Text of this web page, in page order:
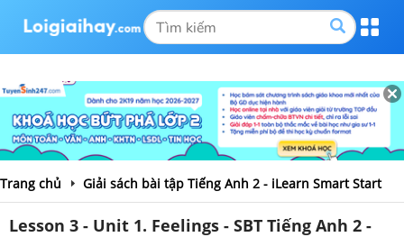
Trang chủ Giải sách bài tập Tiếng Anh 2 - iLearn Smart Start
Lesson 3 - Unit 1. Feelings - SBT Tiếng Anh 2 -